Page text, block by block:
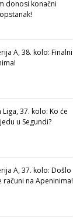
donosi konačni
A, 38. kolo: Finalni
37. kolo: Ko će
u Segundi?
A, 37. kolo: Došlo
računi na Apeninima!